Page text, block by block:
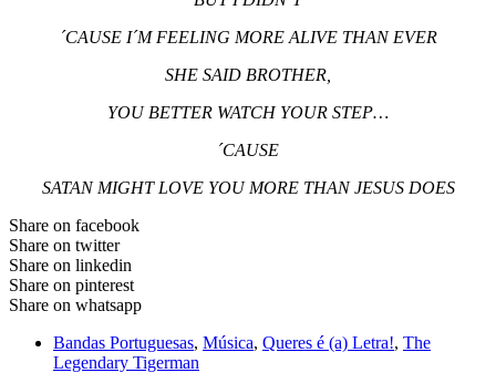
´CAUSE I´M FEELING MORE ALIVE THAN EVER
SHE SAID BROTHER,
YOU BETTER WATCH YOUR STEP…
´CAUSE
SATAN MIGHT LOVE YOU MORE THAN JESUS DOES
Share on facebook
Share on twitter
Share on linkedin
Share on pinterest
Share on whatsapp
Bandas Portuguesas, Música, Queres é (a) Letra!, The
Legendary Tigerman